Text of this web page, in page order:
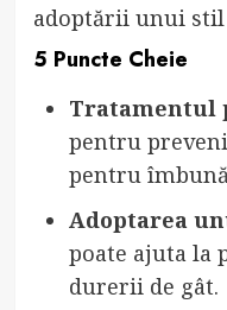
adoptării unui stil
5 Puncte Cheie
Tratamentul
pentru
pentru
Adoptarea
poate ajuta la
durerii de gât.